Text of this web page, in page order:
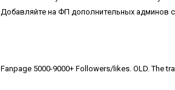
Добавляйте на ФП дополнительных админов
Fanpage 5000-9000+ Followers/likes. OLD. The